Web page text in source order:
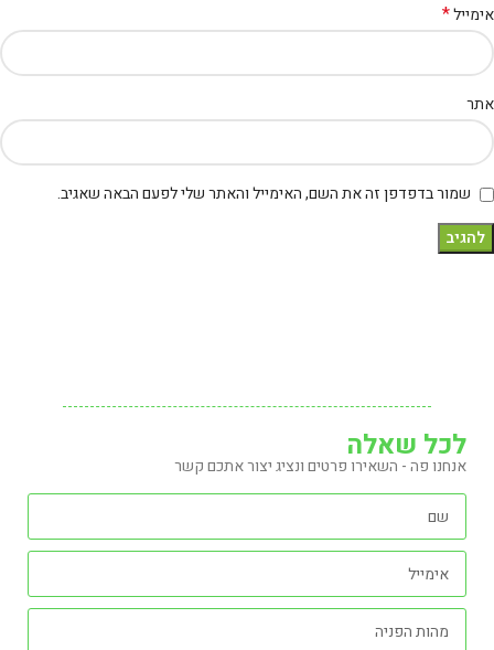
אימייל*
אתר
שמור בדפדפן זה את השם, האימייל והאתר שלי לפעם הבאה שאגיב.
לכל שאלה
אנחנו פה - השאירו פרטים ונציג יצור אתכם קשר